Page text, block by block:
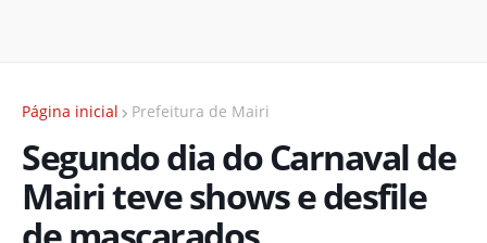
Página inicial Prefeitura de Mairi
Segundo dia do Carnaval de
Mairi teve shows e desfile